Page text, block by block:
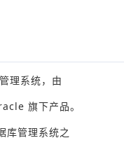
理系统，由
旗下产品。
管理系统之